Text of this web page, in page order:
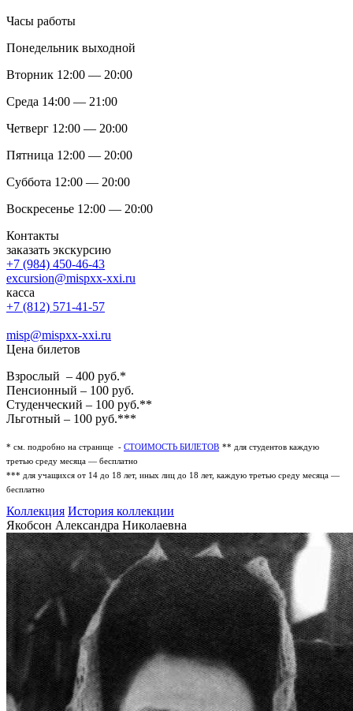
Часы работы
Понедельник выходной
Вторник 12:00 — 20:00
Среда 14:00 — 21:00
Четверг 12:00 — 20:00
Пятница 12:00 — 20:00
Суббота 12:00 — 20:00
Воскресенье 12:00 — 20:00
Контакты
заказать экскурсию
+7 (984) 450-46-43
excursion@mispxx-xxi.ru
касса
+7 (812) 571-41-57
misp@mispxx-xxi.ru
Цена билетов
Взрослый – 400 руб.*
Пенсионный – 100 руб.
Студенческий – 100 руб.**
Льготный – 100 руб.***
* см. подробно на странице - СТОИМОСТЬ БИЛЕТОВ ** для студентов каждую
третью среду месяца — бесплатно
*** для учащихся от 14 до 18 лет, иных лиц до 18 лет, каждую третью среду месяца —
бесплатно
Коллекция История коллекции
Якобсон Александра Николаевна